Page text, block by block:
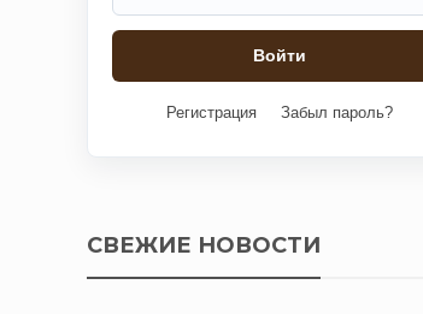
Регистрация Забыл пароль?
СВЕЖИЕ НОВОСТИ